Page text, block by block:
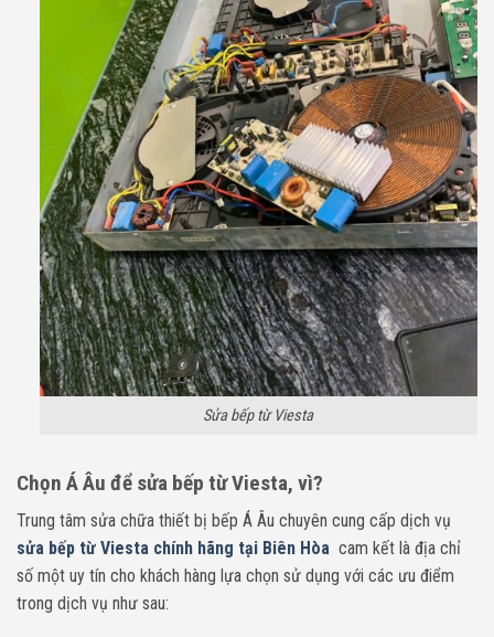
Sửa bếp từ Viesta
Chọn Á Âu để sửa bếp từ Viesta, vì?
Trung tâm sửa chữa thiết bị bếp Á Âu chuyên cung cấp dịch vụ
sửa bếp từ Viesta chính hãng tại Biên Hòa cam kết là địa chỉ
số một uy tín cho khách hàng lựa chọn sử dụng với các ưu điểm
trong dịch vụ như sau: